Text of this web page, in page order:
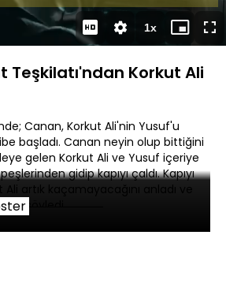
Süre
1xOynatma
Hızı
Mini
oynatıcı
Teşkilatı'ndan Korkut Ali
Canan, Korkut Ali'nin Yusuf'u
başladı. Canan neyin olup bittiğini
gelen Korkut Ali ve Yusuf içeriye
gidip kapıyı çaldı. Kapıyı
Ali artık kaçamayacağını anladı ve
söyledi.